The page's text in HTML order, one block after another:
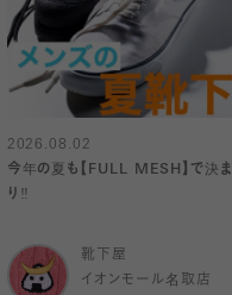
2026.08.02
今年の夏も【FULL MESH】で決ま
り️‼️
靴下屋
イオンモール名取店